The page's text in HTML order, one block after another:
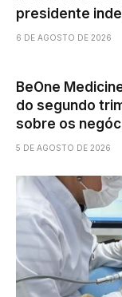
presidente
6 DE AGOSTO DE 2026
BeOne
do segundo
sobre os
5 DE AGOSTO DE 2026